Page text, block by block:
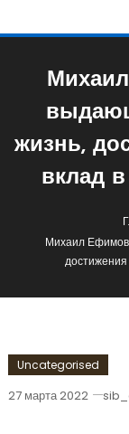
жизнь,
вклад
Михаил
Uncategorised
27 марта 2022